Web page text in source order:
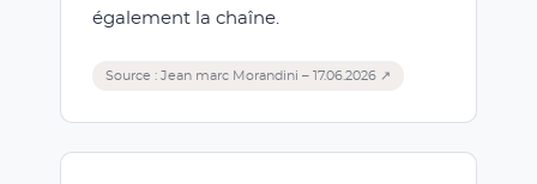
également la chaîne.
Source : Jean marc Morandini – 17.06.2026 ↗